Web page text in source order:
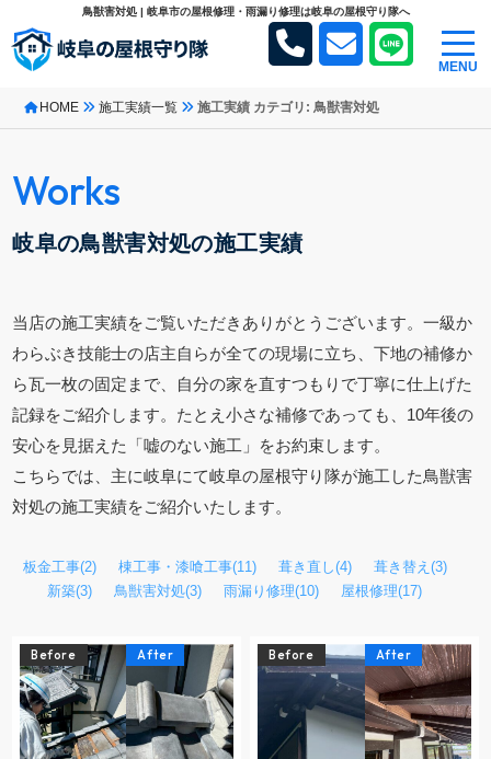
鳥獣害対処 | 岐阜市の屋根修理・雨漏り修理は岐阜の屋根守り隊へ
MENU
HOME 施工実績一覧 施工実績 カテゴリ: 鳥獣害対処
Works
岐阜の鳥獣害対処の施工実績
当店の施工実績をご覧いただきありがとうございます。一級か
わらぶき技能士の店主自らが全ての現場に立ち、下地の補修か
ら瓦一枚の固定まで、自分の家を直すつもりで丁寧に仕上げた
記録をご紹介します。たとえ小さな補修であっても、10年後の
安心を見据えた「嘘のない施工」をお約束します。
こちらでは、主に岐阜にて岐阜の屋根守り隊が施工した鳥獣害
対処の施工実績をご紹介いたします。
板金工事(2) 棟工事・漆喰工事(11) 葺き直し(4) 葺き替え (3)
新築(3) 鳥獣害対処(3) 雨漏り修理(10) 屋根修理(17)
Before After Before After